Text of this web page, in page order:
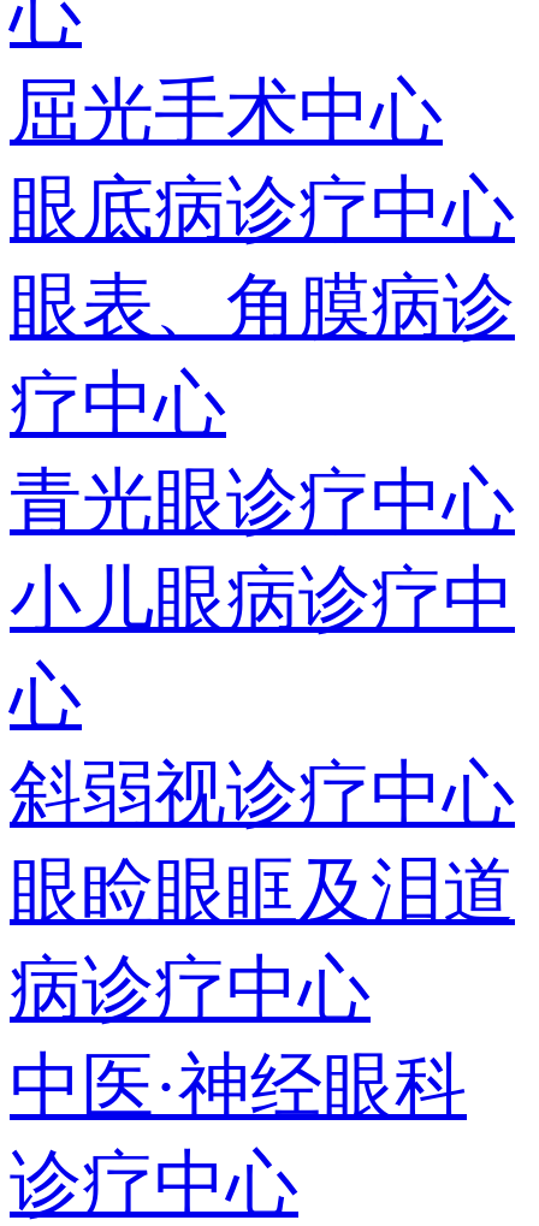
屈光手术中心
眼底病诊疗中心
眼表、角膜病诊
疗中心
青光眼诊疗中心
小儿眼病诊疗中
心
斜弱视诊疗中心
眼睑眼眶及泪道
病诊疗中心
中医·神经眼科
诊疗中心